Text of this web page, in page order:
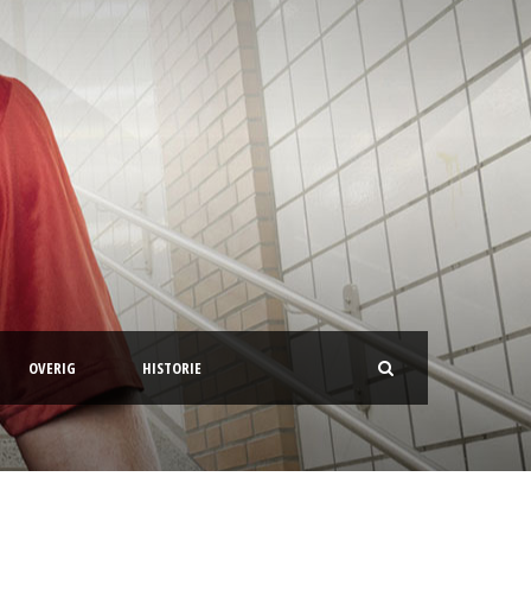
OVERIG HISTORIE